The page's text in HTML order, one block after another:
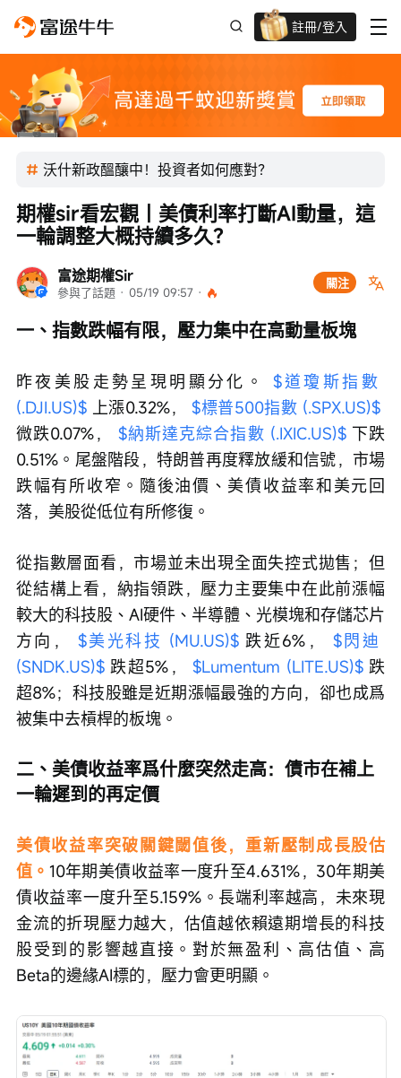
註冊/登入
迎新驚喜賞 股票/BTC等任你揀!
沃什新政醞釀中！投資者如何應對？
富途期權Sir
參與了話題 · 05/19 09:57 ·
關注
期權sir看宏觀丨美債利率打斷AI動量，這
一輪調整大概持續多久？
一、指數跌幅有限，壓力集中在高動量板塊
昨夜美股走勢呈現明顯分化。 $道瓊斯指數
(.DJI.US)$ 上漲0.32%， $標普500指數 (.SPX.US)$
微跌0.07%， $納斯達克綜合指數 (.IXIC.US)$ 下跌
0.51%。尾盤階段，特朗普再度釋放緩和信號，市場
跌幅有所收窄。隨後油價、美債收益率和美元回
落，美股從低位有所修復。
從指數層面看，市場並未出現全面失控式拋售；但
從結構上看，納指領跌，壓力主要集中在此前漲幅
較大的科技股、AI硬件、半導體、光模塊和存儲芯片
方向， $美光科技 (MU.US)$ 跌近6%， $閃迪
(SNDK.US)$ 跌超5%， $Lumentum (LITE.US)$ 跌
超8%；科技股雖是近期漲幅最強的方向，卻也成爲
被集中去槓桿的板塊。
二、美債收益率爲什麼突然走高：債市在補上
一輪遲到的再定價
美債收益率突破關鍵閾值後，重新壓制成長股估
值。 10年期美債收益率一度升至4.631%，30年期美
債收益率一度升至5.159%。長端利率越高，未來現
金流的折現壓力越大，估值越依賴遠期增長的科技
股受到的影響越直接。對於無盈利、高估值、高
Beta的邊緣AI標的，壓力會更明顯。